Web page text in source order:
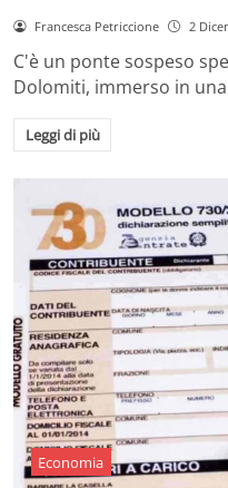
Francesca Petriccione 2
C'è un ponte sospeso
Dolomiti, immerso in
Leggi di più
Economia